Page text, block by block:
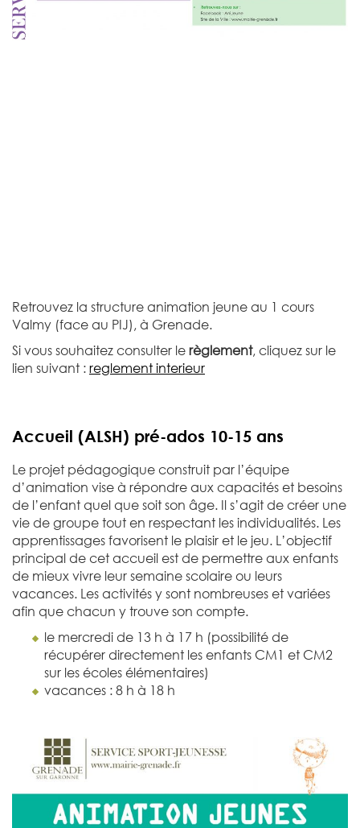
Retrouvez la structure animation jeune au 1 cours
Valmy (face au PIJ), à Grenade.
Si vous souhaitez consulter le règlement, cliquez sur le
lien suivant : reglement interieur
Accueil (ALSH) pré-ados 10-15 ans
Le projet pédagogique construit par l’équipe
d’animation vise à répondre aux capacités et besoins
de l’enfant quel que soit son âge. Il s’agit de créer une
vie de groupe tout en respectant les individualités. Les
apprentissages favorisent le plaisir et le jeu. L’objectif
principal de cet accueil est de permettre aux enfants
de mieux vivre leur semaine scolaire ou leurs
vacances. Les activités y sont nombreuses et variées
afin que chacun y trouve son compte.
le mercredi de 13 h à 17 h (possibilité de
récupérer directement les enfants CM1 et CM2
sur les écoles élémentaires)
vacances : 8 h à 18 h